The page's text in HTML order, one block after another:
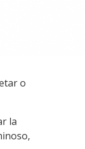
o
la